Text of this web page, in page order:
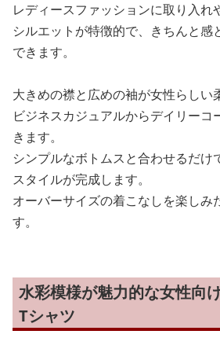
レディースファッションに取り入れ
シルエットが特徴的で、きちんと感
できます。
大きめの襟と広めの袖が女性らしい
ビジネスカジュアルからデイリーコ
きます。
シンプルなボトムスと合わせるだけ
スタイルが完成します。
オーバーサイズの着こなしを楽しみ
す。
水彩模様が魅力的な女性向
Tシャツ